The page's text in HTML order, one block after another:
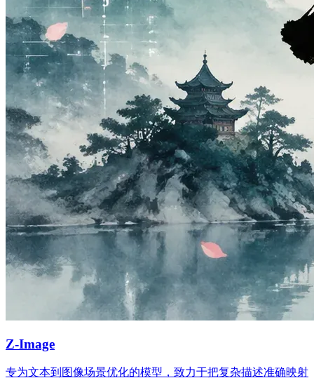
Z-Image
专为文本到图像场景优化的模型，致力于把复杂描述准确映射